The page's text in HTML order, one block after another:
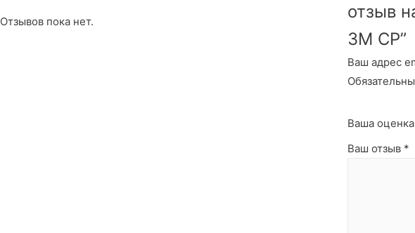
Отзывов пока нет.
отзыв
3M CP”
Ваш адрес
Ваша оценка
Ваш отзыв *